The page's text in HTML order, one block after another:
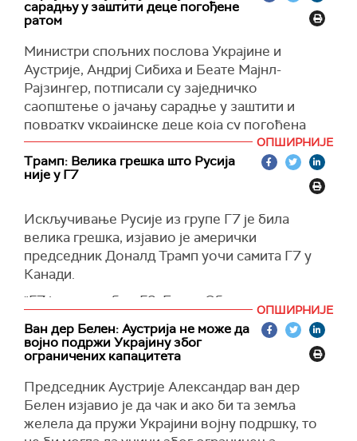
сарадњу у заштити деце погођене
ратом
Министри спољних послова Украјине и
Аустрије, Андриј Сибиха и Беате Мајнл-
Рајзингер, потписали су заједничко
саопштење о јачању сарадње у заштити и
повратку украјинске деце која су погођена
руском агресијом, саопштило је Министарство
спољних послова Украјине.
Стране су осудиле присилну депортацију деце
је препознато као грубо кршење
међународног права, наводи се у документу.
"Изражена је спремност да се траже додатне
за повратак украјинске деце у контексту
документовања кршења закона,
идентификације отете деце и помоћи у
њиховом повратку, рехабилитацији и
реинтеграцији", саопштило је Министарство
спољних послова Украјине, преноси
Суспилне
ОПШИРНИЈЕ
Трамп: Велика грешка што Русија
није у Г7
Искључивање Русије из групе Г7 је била
велика грешка, изјавио је амерички
председник Доналд Трамп уочи самита Г7 у
Канади.
"Г7 је некада био Г8. Барак Обама и човек по
имену Трудо нису желели Русију. Мислим да је
то била веома велика грешка", рекао је на
састанку са канадским премијером Мајком
Како је Трамп приметио, у оквиру Г7 се много
говори о Москви, али она није за
преговарачким столом. Тема Русије била је
ОПШИРНИЈЕ
Ван дер Белен: Аустрија не може да
војно подржи Украјину због
ограничених капацитета
Председник Аустрије Александар ван дер
Белен изјавио је да чак и ако би та земља
желела да пружи Украјини војну подршку, то